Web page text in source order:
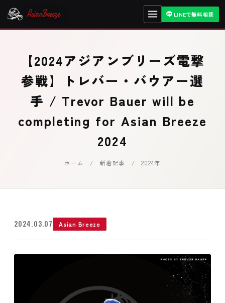
LINEで無料相談
【2024アジアンブリーズ電撃
参戦】トレバー・バウアー選
手 / Trevor Bauer will be
completing for Asian Breeze
2024
ホーム / 新着記事 / 2024年
2024.03.07 Asian Breeze